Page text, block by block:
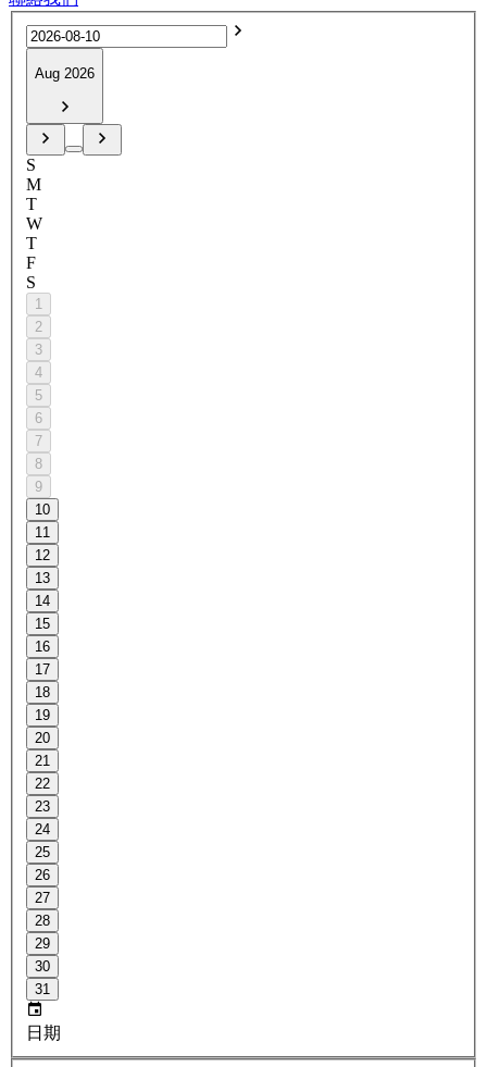
Aug 2026
S
M
T
W
T
F
S
1
2
3
4
5
6
7
8
9
10
11
12
13
14
15
16
17
18
19
20
21
22
23
24
25
26
27
28
29
30
31
日期